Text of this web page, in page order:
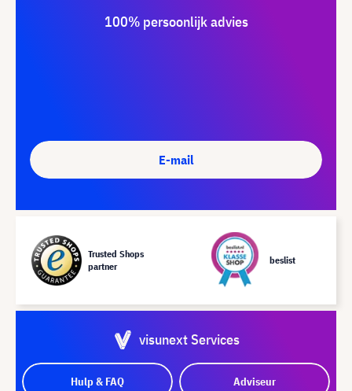
100% persoonlijk advies
E-mail
Trusted Shops
partner
beslist
visunext Services
Hulp & FAQ Adviseur